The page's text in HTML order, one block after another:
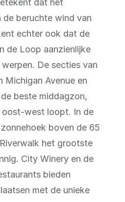
dat het
de beruchte wind van
echter ook dat de
de Loop aanzienlijke
De secties van
Michigan Avenue en
beste middagzon,
oost-west loopt. In de
boven de 65
het grootste
City Winery en de
bieden
met de unieke